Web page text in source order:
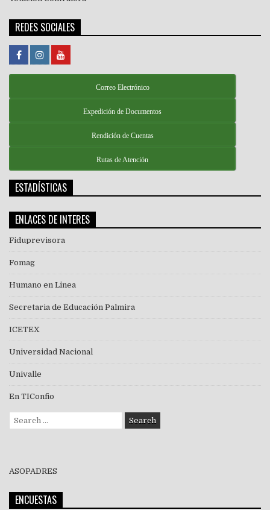
REDES SOCIALES
Correo Electrónico
Expedición de Documentos
Rendición de Cuentas
Rutas de Atención
ESTADÍSTICAS
ENLACES DE INTERES
Fiduprevisora
Fomag
Humano en Linea
Secretaria de Educación Palmira
ICETEX
Universidad Nacional
Univalle
En TIConfio
Search
for:
ASOPADRES
ENCUESTAS